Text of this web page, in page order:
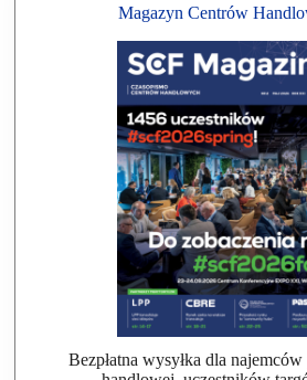
Magazyn Centrów
Bezpłatna wysyłka dla